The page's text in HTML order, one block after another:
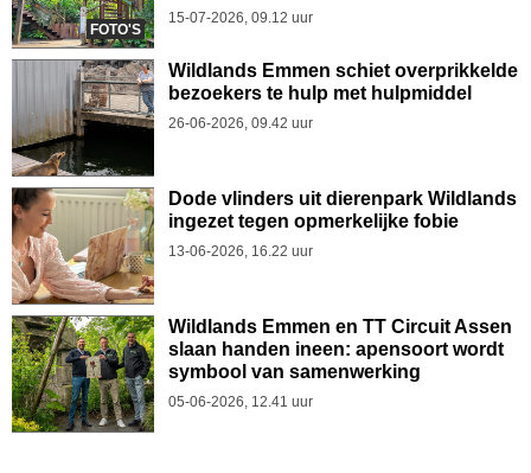
FOTO'S
15-07-2026, 09.12 uur
Wildlands Emmen schiet overprikkelde
bezoekers te hulp met hulpmiddel
26-06-2026, 09.42 uur
Dode vlinders uit dierenpark Wildlands
ingezet tegen opmerkelijke fobie
13-06-2026, 16.22 uur
Wildlands Emmen en TT Circuit Assen
slaan handen ineen: apensoort wordt
symbool van samenwerking
05-06-2026, 12.41 uur